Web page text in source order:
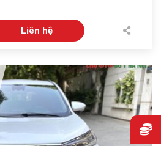
Liên hệ